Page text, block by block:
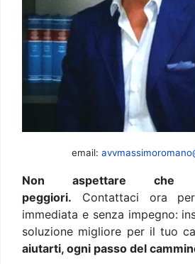
email:
Non aspettare che
peggiori. Contattaci ora
immediata e senza impegno:
soluzione migliore per il tuo
aiutarti, ogni passo del